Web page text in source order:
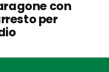
con
per